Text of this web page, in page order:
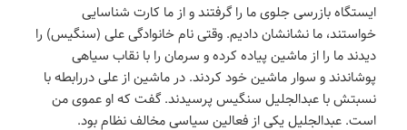
ایستگاه بازرسی جلوی ما را گرفتند و از ما کارت شناسایی
خواستند، ما نشانشان دادیم. وقتی نام خانوادگی علی (سنگیس) را
دیدند ما را از ماشین پیاده کرده و سرمان را با نقاب سیاهی
پوشاندند و سوار ماشین خود کردند. در ماشین از علی دررابطه با
نسبتش با عبدالجلیل سنگیس پرسیدند. گفت که او عموی من
است. عبدالجلیل یکی از فعالین سیاسی مخالف نظام بود.